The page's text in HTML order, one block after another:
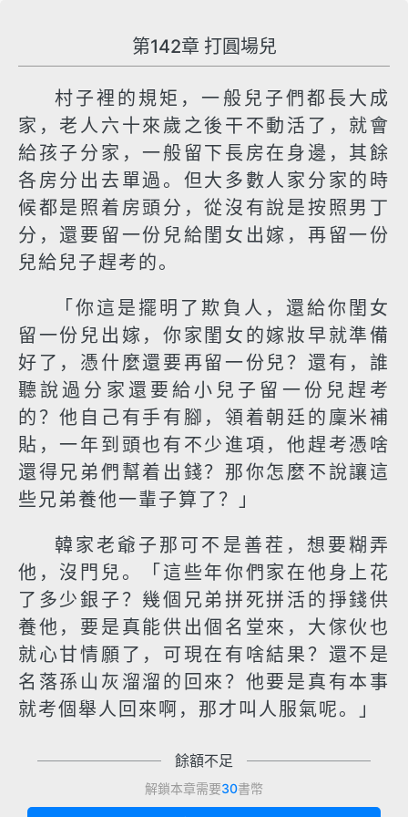
第142章 打圓場兒
村子裡的規矩，一般兒子們都長大成
家，老人六十來歲之後干不動活了，就會
給孩子分家，一般留下長房在身邊，其餘
各房分出去單過。但大多數人家分家的時
候都是照着房頭分，從沒有說是按照男丁
分，還要留一份兒給閨女出嫁，再留一份
兒給兒子趕考的。
「你這是擺明了欺負人，還給你閨女
留一份兒出嫁，你家閨女的嫁妝早就準備
好了，憑什麼還要再留一份兒？還有，誰
聽說過分家還要給小兒子留一份兒趕考
的？他自己有手有腳，領着朝廷的廩米補
貼，一年到頭也有不少進項，他趕考憑啥
還得兄弟們幫着出錢？那你怎麼不說讓這
些兄弟養他一輩子算了？」
韓家老爺子那可不是善茬，想要糊弄
他，沒門兒。「這些年你們家在他身上花
了多少銀子？幾個兄弟拼死拼活的掙錢供
養他，要是真能供出個名堂來，大傢伙也
就心甘情願了，可現在有啥結果？還不是
名落孫山灰溜溜的回來？他要是真有本事
就考個舉人回來啊，那才叫人服氣呢。」
餘額不足
解鎖本章需要30書幣